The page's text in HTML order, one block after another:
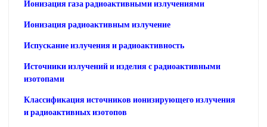
Ионизация газа радиоактивными излучениями
Ионизация радиоактивным излучение
Испускание излучения и радиоактивность
Источники излучений и изделия с радиоактивными
изотопами
Классификация источников ионизирующего излучения
и радиоактивных изотопов